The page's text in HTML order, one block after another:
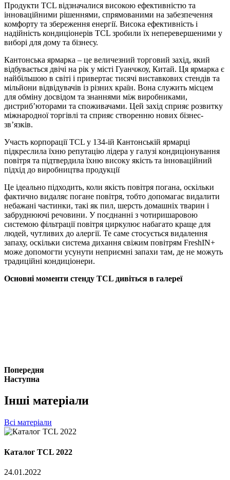
Продукти TCL відзначалися високою ефективністю та
інноваційними рішеннями, спрямованими на забезпечення
комфорту та збереження енергії. Висока ефективність і
надійність кондиціонерів TCL зробили їх неперевершеними у
виборі для дому та бізнесу.
Кантонська ярмарка – це величезний торговий захід, який
відбувається двічі на рік у місті Гуанчжоу, Китай. Ця ярмарка є
найбільшою в світі і привертає тисячі виставкових стендів та
мільйони відвідувачів із різних країн. Вона служить місцем
для обміну досвідом та знаннями між виробниками,
дистриб’юторами та споживачами. Цей захід сприяє розвитку
міжнародної торгівлі та сприяє створенню нових бізнес-
зв’язків.
Участь корпорації TCL у 134-ій Кантонській ярмарці
підкреслила їхню репутацію лідера у галузі кондиціонування
повітря та підтвердила їхню високу якість та інноваційний
підхід до виробництва продукції
Це ідеально підходить, коли якість повітря погана, оскільки
фактично видаляє погане повітря, тобто допомагає видалити
небажані частинки, такі як пил, шерсть домашніх тварин і
забруднюючі речовини. У поєднанні з чотиришаровою
системою фільтрації повітря циркулює набагато краще для
людей, чутливих до алергії. Те саме стосується видалення
запаху, оскільки система дихання свіжим повітрям FreshIN+
може допомогти усунути неприємні запахи там, де не можуть
традиційні кондиціонери.
Основні моменти стенду TCL дивіться в галереї
Попередня
Наступна
Інші матеріали
Всі матеріали
Каталог TCL 2022
24.01.2022